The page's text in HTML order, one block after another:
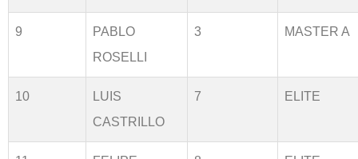
9
PABLO
ROSELLI
3 MASTER A
10
LUIS
CASTRILLO
7 ELITE